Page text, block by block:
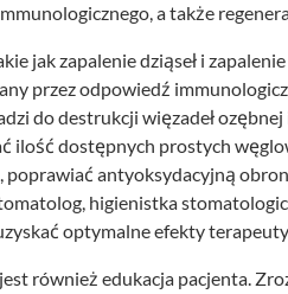
a także
jak zapalenie dziąseł i
przez odpowiedź
do destrukcji więzadeł
ilość dostępnych prostych
antyoksydacyjną
higienistka
optymalne efekty
również edukacja pacjenta.